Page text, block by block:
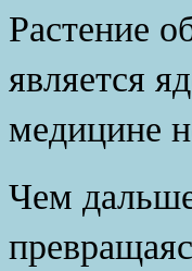
Растение
является
медицине
Чем